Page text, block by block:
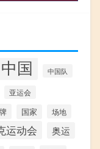
中国 中国队
亚运会
国家 场地
运动会 奥运